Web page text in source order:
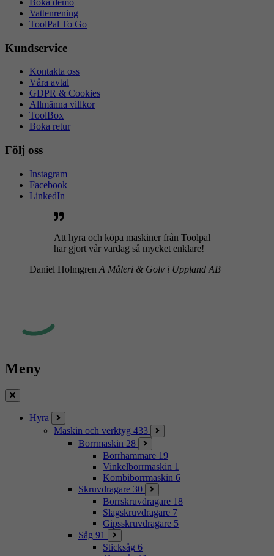
Boka demo
Vattenrening
ToolPal To Go
Kundservice
Kontakta oss
Våra avtal
GDPR & Cookies
Allmänna villkor
ToolBox
Boka retur
Följ oss
Instagram
Facebook
LinkedIn
Att hyra och köpa maskiner från Toolpal
har gjort vår vardag så mycket enklare!
Daniel Holmgren A Måleri & Golv i Uppland AB
Meny
Stäng
Hyra
Maskin och verktyg 433
Borrmaskin 28
Borrhammare 19
Vinkelborrmaskin 1
Kombiborrmaskin 6
Skruvdragare 30
Borrskruvdragare 18
Slagskruvdragare 7
Gipsskruvdragare 5
Såg 91
Sticksåg 6